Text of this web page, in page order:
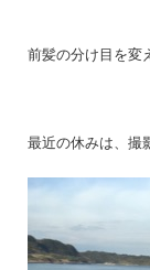
前髪の分け目を変
最近の休みは、撮